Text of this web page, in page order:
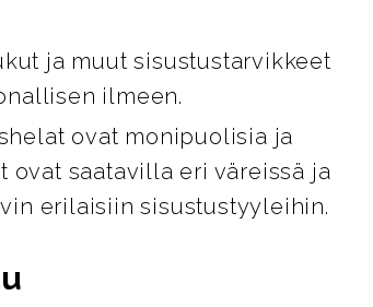
ja muut sisustustarvikkeet
ilmeen.
ovat monipuolisia ja
saatavilla eri väreissä ja
erilaisiin sisustustyyleihin.